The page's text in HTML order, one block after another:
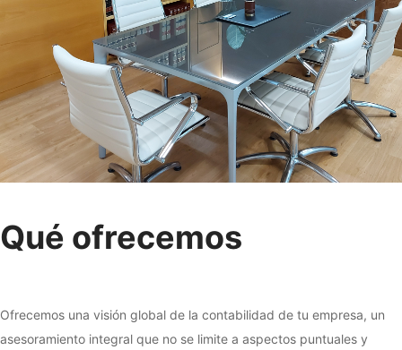
Qué ofrecemos
Ofrecemos una visión global de la contabilidad de tu empresa, un
asesoramiento integral que no se limite a aspectos puntuales y